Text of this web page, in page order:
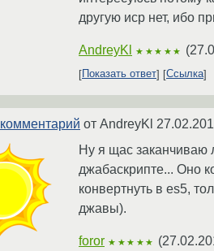
другую иср нет, ибо
AndreyKl ★★★★★ (
Показать ответ Ссылка
комментарий от AndreyKl
Ну я щас заканчиваю
джабаскрипте... Оно
конвертнуть в es5,
джавы).
foror ★★★★★ (